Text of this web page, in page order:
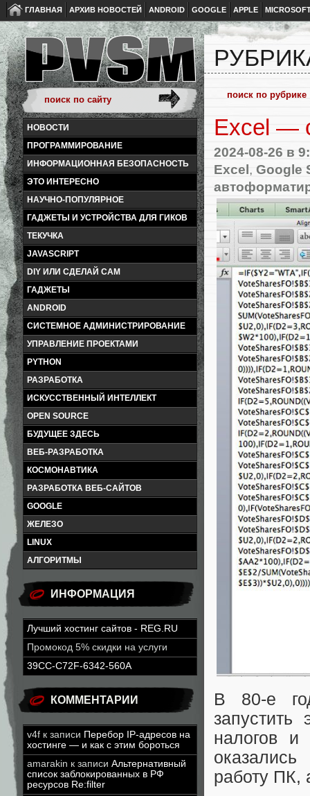
ГЛАВНАЯ АРХИВ НОВОСТЕЙ ANDROID GOOGLE APPLE
НОВОСТИ
ПРОГРАММИРОВАНИЕ
ИНФОРМАЦИОННАЯ БЕЗОПАСНОСТЬ
ЭТО ИНТЕРЕСНО
НАУЧНО-ПОПУЛЯРНОЕ
ГАДЖЕТЫ И УСТРОЙСТВА ДЛЯ ГИКОВ
ТЕКУЧКА
JAVASCRIPT
DIY ИЛИ СДЕЛАЙ САМ
ГАДЖЕТЫ
ANDROID
СИСТЕМНОЕ АДМИНИСТРИРОВАНИЕ
УПРАВЛЕНИЕ ПРОЕКТАМИ
PYTHON
РАЗРАБОТКА
ИСКУССТВЕННЫЙ ИНТЕЛЛЕКТ
OPEN SOURCE
БУДУЩЕЕ ЗДЕСЬ
ВЕБ-РАЗРАБОТКА
КОСМОНАВТИКА
РАЗРАБОТКА ВЕБ-САЙТОВ
GOOGLE
ЖЕЛЕЗО
LINUX
АЛГОРИТМЫ
ИНФОРМАЦИЯ
Лучший хостинг сайтов - REG.RU
Промокод 5% скидки на услуги
39CC-C72F-6342-560A
КОММЕНТАРИИ
v4f к записи Перебор IP-адресов на
хостинге — и как с этим бороться
amarakin к записи Альтернативный
список заблокированных в РФ
ресурсов Re:filter
Excel —
2024-08-26 в
Excel, Google
В 80-е
запустить
налогов и
работу ПК,